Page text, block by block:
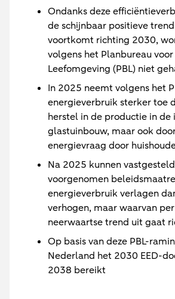
Ondanks deze
de schijnbaar positieve
voortkomt richting 2030,
volgens het Planbureau
Leefomgeving (PBL) niet
In 2025 neemt volgens het
energieverbruik sterker toe
herstel in de productie in de
glastuinbouw, maar ook
energievraag door
Na 2025 kunnen
voorgenomen
energieverbruik verlagen
verhogen, maar waarvan
neerwaartse trend uit gaat
Op basis van deze PBL-
Nederland het 2030 EED-
2038 bereikt